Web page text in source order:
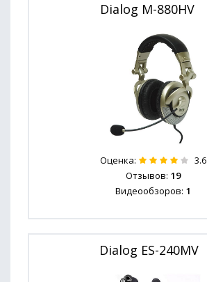
Dialog M-880HV
Оценка: 3.6
Отзывов: 19
Видеообзоров: 1
Dialog ES-240MV